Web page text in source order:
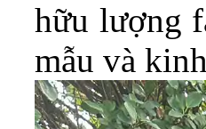
hữu lượng
mẫu và